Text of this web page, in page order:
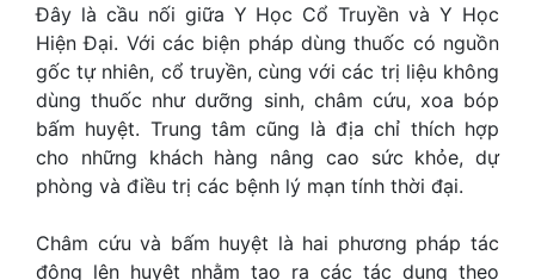
Đây là cầu nối giữa Y Học Cổ Truyền và Y Học
Hiện Đại. Với các biện pháp dùng thuốc có nguồn
gốc tự nhiên, cổ truyền, cùng với các trị liệu không
dùng thuốc như dưỡng sinh, châm cứu, xoa bóp
bấm huyệt. Trung tâm cũng là địa chỉ thích hợp
cho những khách hàng nâng cao sức khỏe, dự
phòng và điều trị các bệnh lý mạn tính thời đại.
Châm cứu và bấm huyệt là hai phương pháp tác
động lên huyệt nhằm tạo ra các tác dụng theo